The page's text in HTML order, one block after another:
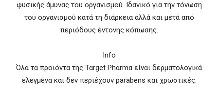
φυσικής άμυνας του οργανισμού. Ιδανικό για την τόνωση
του οργανισμού κατά τη διάρκεια αλλά και µετά από
περιόδους έντονης κόπωσης.
Info
Όλα τα προϊόντα της Ταrget Phαrmα είναι δερματολογικά
ελεγμένα και δεν περιέχουν parabens και χρωστικές.